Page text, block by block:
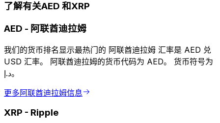
了解有关AED 和XRP
AED - 阿联酋迪拉姆
我们的货币排名显示最热门的 阿联酋迪拉姆 汇率是 AED 兑
USD 汇率。 阿联酋迪拉姆的货币代码为 AED。 货币符号为
د.إ。
更多阿联酋迪拉姆信息
XRP - Ripple